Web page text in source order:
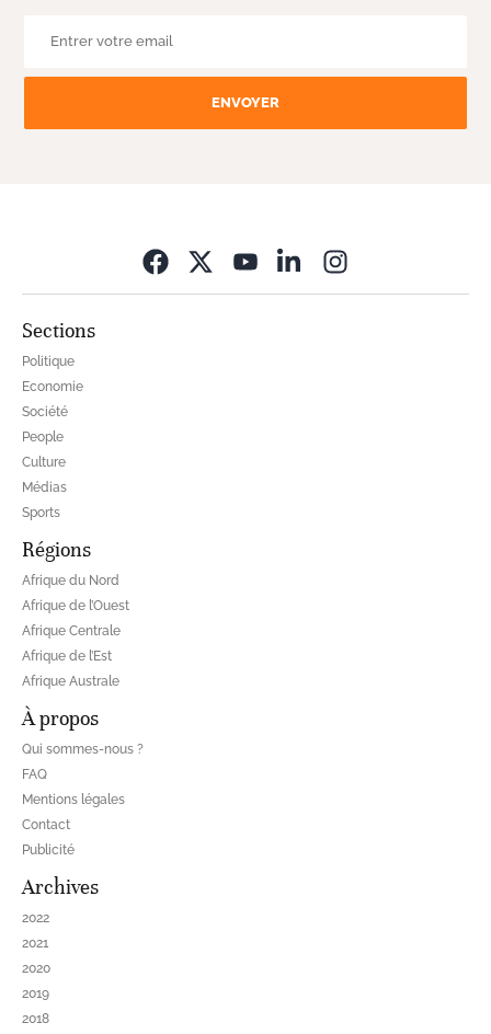
ENVOYER
Sections
Politique
Economie
Société
People
Culture
Médias
Sports
Régions
Afrique du Nord
Afrique de l’Ouest
Afrique Centrale
Afrique de l’Est
Afrique Australe
À propos
Qui sommes-nous ?
FAQ
Mentions légales
Contact
Publicité
Archives
2022
2021
2020
2019
2018